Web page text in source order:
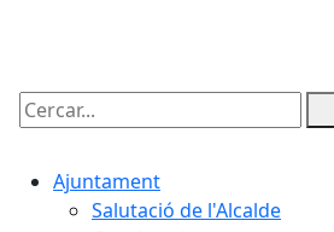
Cercar:
Ajuntament
Salutació de l'Alcalde